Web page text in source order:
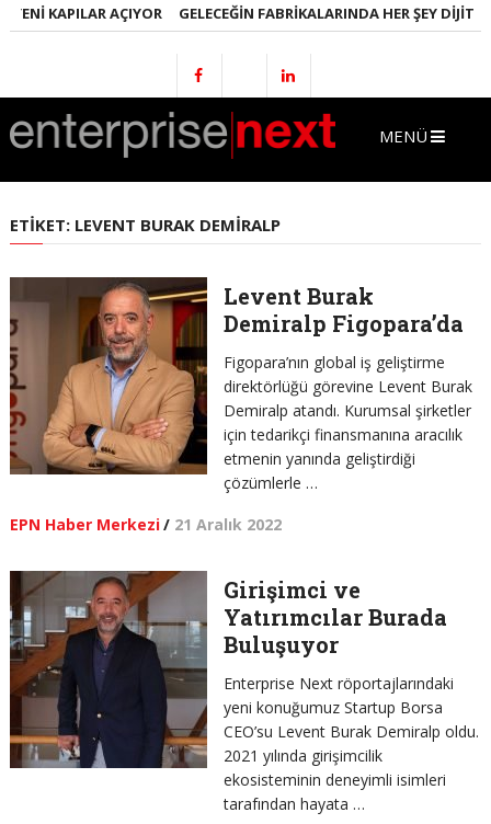
KAPILAR AÇIYOR GELECEĞIN FABRIKALARINDA HER ŞEY DIJITAL
MENÜ
ETIKET: LEVENT BURAK DEMIRALP
Levent Burak
Demiralp Figopara’da
Figopara’nın global iş geliştirme
direktörlüğü görevine Levent Burak
Demiralp atandı. Kurumsal şirketler
için tedarikçi finansmanına aracılık
etmenin yanında geliştirdiği
çözümlerle …
EPN Haber Merkezi/ 21 Aralık 2022
Girişimci ve
Yatırımcılar Burada
Buluşuyor
Enterprise Next röportajlarındaki
yeni konuğumuz Startup Borsa
CEO’su Levent Burak Demiralp oldu.
2021 yılında girişimcilik
ekosisteminin deneyimli isimleri
tarafından hayata …